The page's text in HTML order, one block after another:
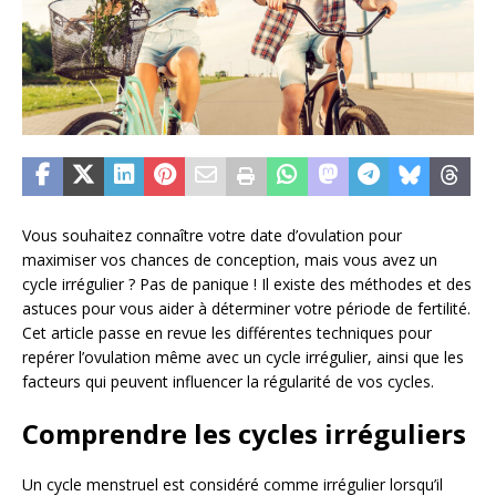
Vous souhaitez connaître votre date d’ovulation pour
maximiser vos chances de conception, mais vous avez un
cycle irrégulier ? Pas de panique ! Il existe des méthodes et des
astuces pour vous aider à déterminer votre période de fertilité.
Cet article passe en revue les différentes techniques pour
repérer l’ovulation même avec un cycle irrégulier, ainsi que les
facteurs qui peuvent influencer la régularité de vos cycles.
Comprendre les cycles irréguliers
Un cycle menstruel est considéré comme irrégulier lorsqu’il